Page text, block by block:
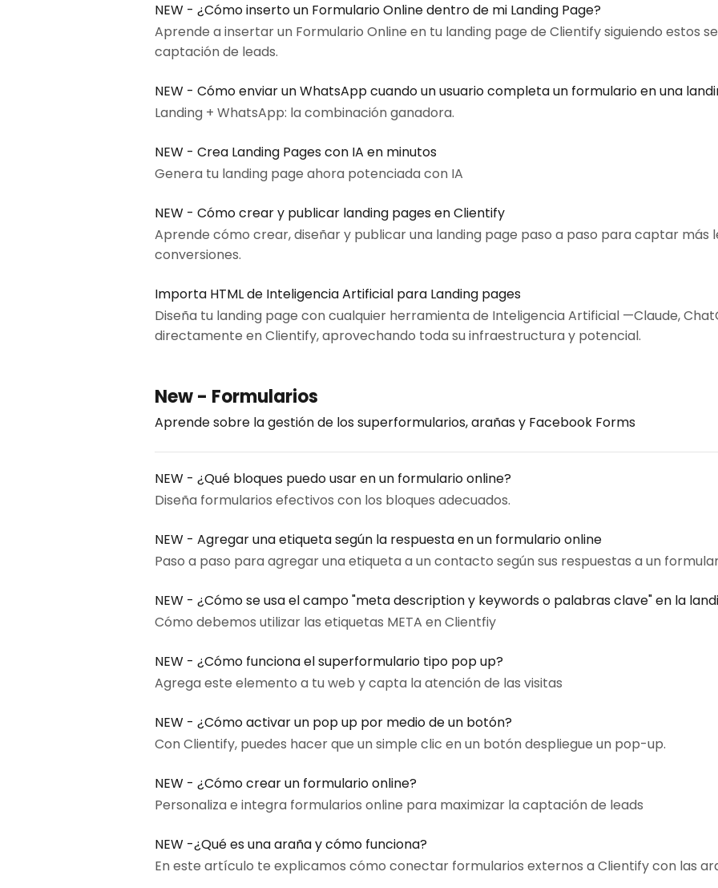
NEW - ¿Cómo inserto un Formulario Online dentro de mi Landing Page?
Aprende a insertar un Formulario Online en tu landing page de Clientify siguiendo estos
captación de leads.
NEW - Cómo enviar un WhatsApp cuando un usuario completa un formulario en una
Landing + WhatsApp: la combinación ganadora.
NEW - Crea Landing Pages con IA en minutos
Genera tu landing page ahora potenciada con IA
NEW - Cómo crear y publicar landing pages en Clientify
Aprende cómo crear, diseñar y publicar una landing page paso a paso para captar más
conversiones.
Importa HTML de Inteligencia Artificial para Landing pages
Diseña tu landing page con cualquier herramienta de Inteligencia Artificial —Claude,
directamente en Clientify, aprovechando toda su infraestructura y potencial.
New - Formularios
Aprende sobre la gestión de los superformularios, arañas y Facebook Forms
NEW - ¿Qué bloques puedo usar en un formulario online?
Diseña formularios efectivos con los bloques adecuados.
NEW - Agregar una etiqueta según la respuesta en un formulario online
Paso a paso para agregar una etiqueta a un contacto según sus respuestas a un
NEW - ¿Cómo se usa el campo "meta description y keywords o palabras clave" en la
Cómo debemos utilizar las etiquetas META en Clientfiy
NEW - ¿Cómo funciona el superformulario tipo pop up?
Agrega este elemento a tu web y capta la atención de las visitas
NEW - ¿Cómo activar un pop up por medio de un botón?
Con Clientify, puedes hacer que un simple clic en un botón despliegue un pop-up.
NEW - ¿Cómo crear un formulario online?
Personaliza e integra formularios online para maximizar la captación de leads
NEW -¿Qué es una araña y cómo funciona?
En este artículo te explicamos cómo conectar formularios externos a Clientify con las